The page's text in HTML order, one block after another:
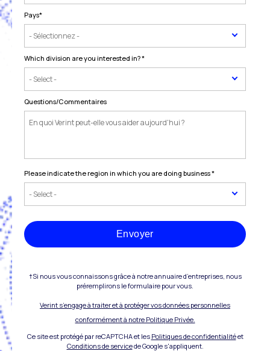
Pays*
Which division are you interested in?*
Questions/Commentaires
Please indicate the region in which you are doing business*
Envoyer
†Si nous vous connaissons grâce à notre annuaire d’entreprises, nous
préremplirons le formulaire pour vous.
Verint s’engage à traiter et à protéger vos données personnelles
conformément à notre Politique Privée.
Ce site est protégé par reCAPTCHA et les Politiques de confidentialitéet
Conditions de servicede Google s'appliquent.